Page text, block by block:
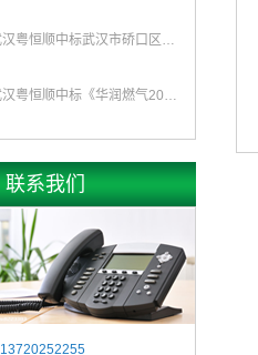
恭贺武汉粤恒顺中标武汉市硚口区城管委《新型井盖改造、防坠网安装》项目
恭贺武汉粤恒顺中标《华润燃气2016年度复合井盖采购项目》
联系我们
13720252255